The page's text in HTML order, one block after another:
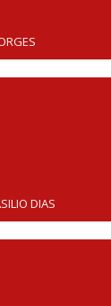
DIAS